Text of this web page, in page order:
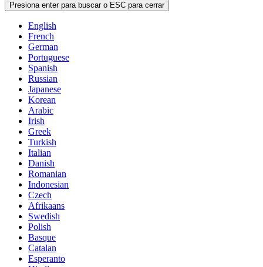
Presiona enter para buscar o ESC para cerrar
English
French
German
Portuguese
Spanish
Russian
Japanese
Korean
Arabic
Irish
Greek
Turkish
Italian
Danish
Romanian
Indonesian
Czech
Afrikaans
Swedish
Polish
Basque
Catalan
Esperanto